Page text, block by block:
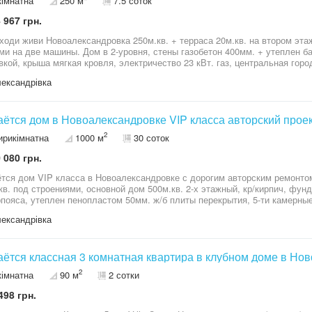
967 грн.
250м.кв. + терраса 20м.кв. на втором этаже + гараж 40м.кв. с автоматическими
на две машины. Дом в 2-уровня, стены газобетон 400мм. + утеплен
крыша мягкая кровля, электричество 23 кВт. газ, центральная
другой с ванной), кухня – студия, гардеробная, выход с дома в
Огорожен капитальным забором, бассейн, беседка с зоной барбекю, автоматические
ворота, навес для нескольких машин,
дом в Новоалександровке VIP класса авторский
1000 м2 30 соток
грн.
дом VIP класса в Новоалександровке с дорогим авторским
под строениями, основной дом 500м.кв. 2-х этажный, кр/кирпич,
утеплен пенопластом 50мм. ж/б плиты перекрытия, 5-ти
террасы на втором этаже. 270м.кв. бассейн глубиной 2,40м. - размером 13 х 14.5, + летняя кухня,
дизайн, декоративные и фруктовые деревья, (10 соток участка залито
бетоном 200мм. толщины и уложено тротуарной плиткой),
отдыха, восьмигранная беседка, навес на 4 авто,
классная 3 комнатная квартира в клубном доме в
90 м2 2 сотки
грн.